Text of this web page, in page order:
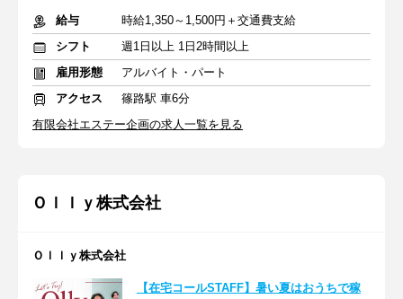
給与
時給1,350～1,500円＋交通費支給
シフト
週1日以上 1日2時間以上
雇用形態
アルバイト・パート
アクセス
篠路駅 車6分
有限会社エステー企画の求人一覧を見る
Ｏｌｌｙ株式会社
Ｏｌｌｙ株式会社
【在宅コールSTAFF】暑い夏はおうちで稼